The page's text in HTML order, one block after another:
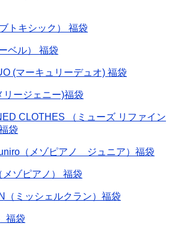
トキシック） 福袋
ベル） 福袋
(マーキュリーデュオ) 福袋
リージェニー)福袋
CLOTHES （ミューズ リファイン
袋
（メゾピアノ ジュニア）福袋
ゾピアノ） 福袋
（ミッシェルクラン）福袋
福袋